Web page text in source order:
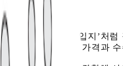
프라인의 ‘좋은 입지’처
커 장기적으로는 가격과